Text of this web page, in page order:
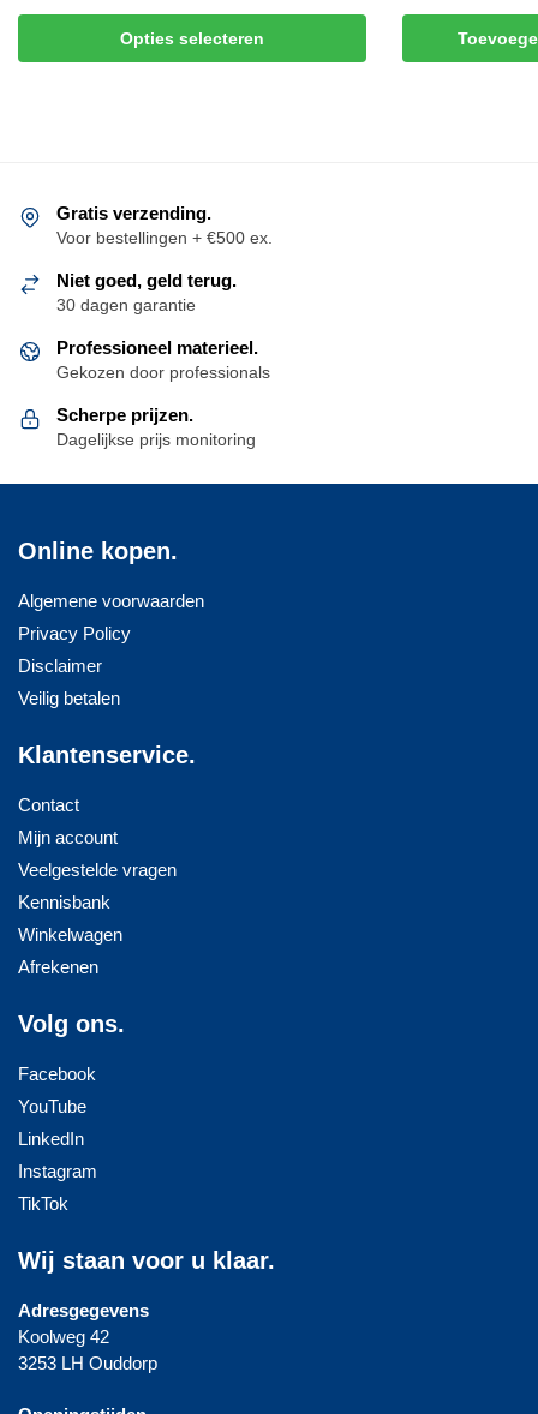
Opties selecteren
product
optie
kan
worden
de
productpagina
Gratis verzending.
Voor bestellingen + €500 ex.
Niet goed, geld terug.
30 dagen garantie
Professioneel materieel.
Gekozen door professionals
Scherpe prijzen.
Dagelijkse prijs monitoring
Online kopen.
Algemene voorwaarden
Privacy Policy
Disclaimer
Veilig betalen
Klantenservice.
Contact
Mijn account
Veelgestelde vragen
Kennisbank
Winkelwagen
Afrekenen
Volg ons.
Facebook
YouTube
LinkedIn
Instagram
TikTok
Wij staan voor u klaar.
Adresgegevens
Koolweg 42
3253 LH Ouddorp